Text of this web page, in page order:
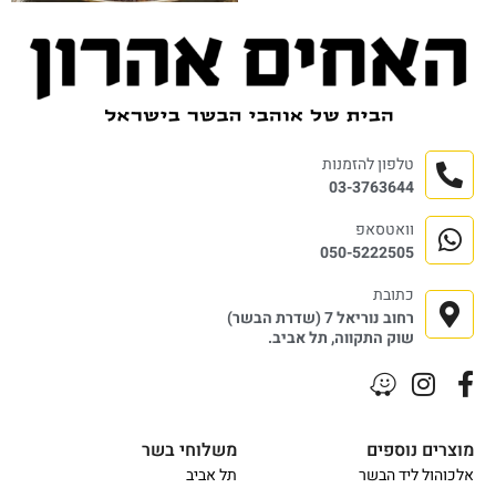
משלוחי בשר
תל אביב
מוצרים נוספים
אלכוהול ליד הבשר
טלפון להזמנות
03-3763644
וואטסאפ
050-5222505
כתובת
רחוב נוריאל 7 (שדרת הבשר)
שוק התקווה, תל אביב.